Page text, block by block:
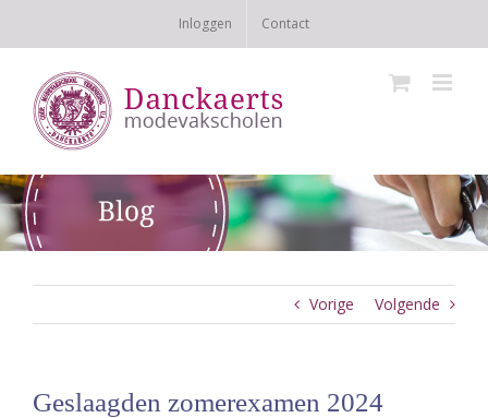
Inloggen Contact
Vorige Volgende
Geslaagden zomerexamen 2024